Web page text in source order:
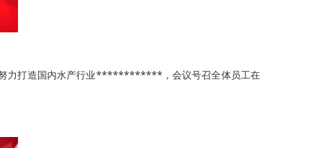
力打造国内水产行业************，会议号召全体员工在